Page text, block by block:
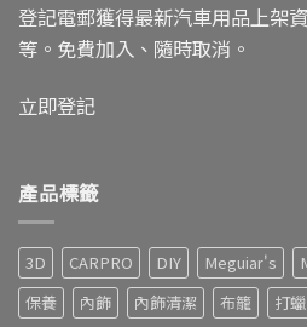
登記電郵獲得最新汽車用品上架
等。免費加入、隨時取消。
立即登記
產品標籤
3D CARPRO DIY Meguiar's
保養
內飾 內飾清潔 布籠 打蠟